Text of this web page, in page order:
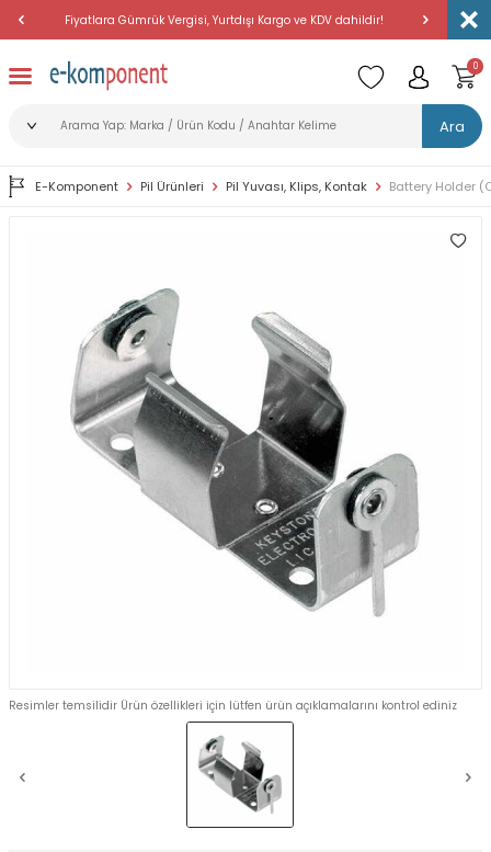
Fiyatlara Gümrük Vergisi, Yurtdışı Kargo ve KDV dahildir!
Ara
0
E-Komponent Pil Ürünleri Pil Yuvası, Klips, Kontak Battery Holder
Resimler temsilidir Ürün özellikleri için lütfen ürün açıklamalarını kontrol ediniz